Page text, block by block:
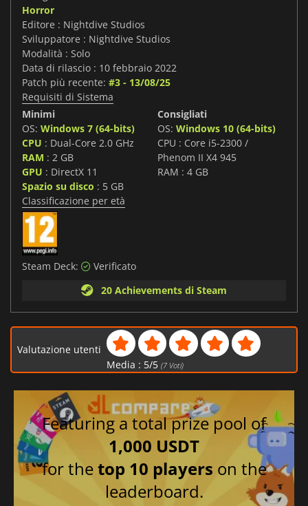
Horror
Editore : Nightdive Studios
Sviluppatore : Nightdive Studios
Modalità : Solo
Data di rilascio : 10 febbraio 2022
Patch più recente: #3 - 13/08/25
Requisiti di Sistema
Minimi
OS: Windows 7 (64-bits)
CPU : Dual-Core 2.0 GHz
RAM : 2 GB
GPU : DirectX 11
Spazio su disco : 5 GB
Consigliati
OS: Windows 10 (64-bits)
CPU : Core i5-2300 /
Phenom II X4 945
RAM : 4 GB
Classificazione per età
Steam Deck:
Verificato
20 Achievements di Steam
Valutazione utenti
Media : 5/5 (7Voti)
Featuring a total prize pool of
1,000 USDT
for thetop 10 players on the
leaderboard.